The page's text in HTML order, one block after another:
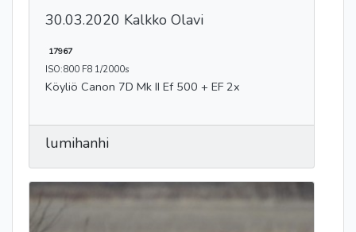
30.03.2020 Kalkko Olavi
17967
ISO:800 F8 1/2000s
Köyliö Canon 7D Mk II Ef 500 + EF 2x
lumihanhi